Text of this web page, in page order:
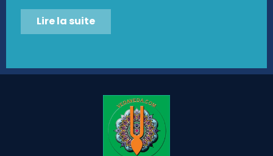
Lire la suite